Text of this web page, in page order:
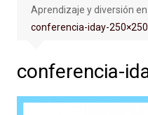
Aprendizaje y diversión en
conferencia-iday-250×250
conferencia-